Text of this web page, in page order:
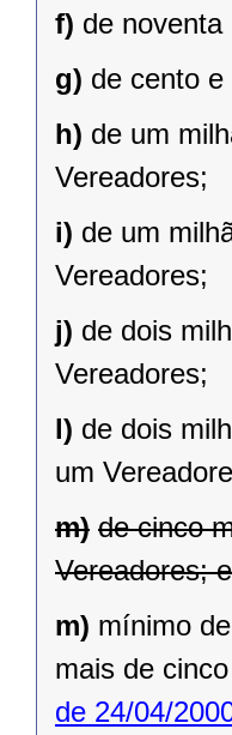
f) de
g) de cento
h) de um
Vereadores;
i) de um
Vereadores;
j) de dois
Vereadores;
l) de dois
um
m) de cinco
Vereadores; e
m) mínimo
mais de
de 24/04/